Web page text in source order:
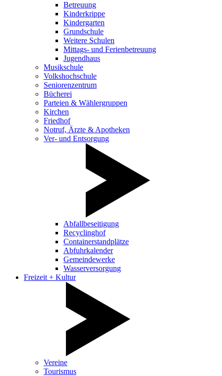
Betreuung
Kinderkrippe
Kindergarten
Grundschule
Weitere Schulen
Mittags- und Ferienbetreuung
Jugendhaus
Musikschule
Volkshochschule
Seniorenzentrum
Bücherei
Parteien & Wählergruppen
Kirchen
Friedhof
Notruf, Ärzte & Apotheken
Ver- und Entsorgung
Abfallbeseitigung
Recyclinghof
Containerstandplätze
Abfuhrkalender
Gemeindewerke
Wasserversorgung
Freizeit + Kultur
Vereine
Tourismus